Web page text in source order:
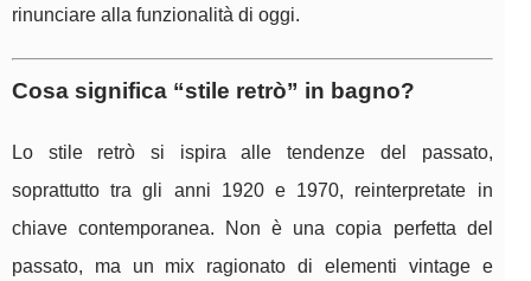
rinunciare alla funzionalità di oggi.
Cosa significa “stile retrò” in bagno?
Lo stile retrò si ispira alle tendenze del passato,
soprattutto tra gli anni 1920 e 1970, reinterpretate in
chiave contemporanea. Non è una copia perfetta del
passato, ma un mix ragionato di elementi vintage e